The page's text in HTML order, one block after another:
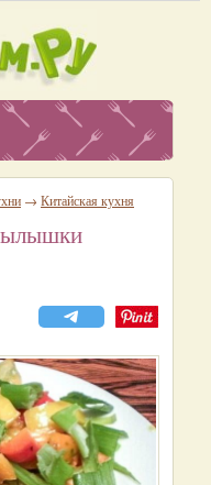
→ Китайская кухня